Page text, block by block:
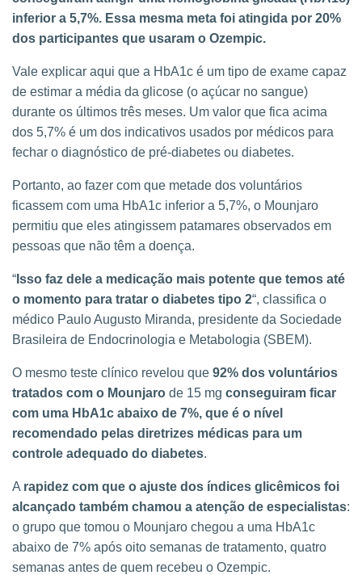
inferior a 5,7%. Essa mesma meta foi atingida por 20%
dos participantes que usaram o Ozempic.
Vale explicar aqui que a HbA1c é um tipo de exame capaz
de estimar a média da glicose (o açúcar no sangue)
durante os últimos três meses. Um valor que fica acima
dos 5,7% é um dos indicativos usados por médicos para
fechar o diagnóstico de pré-diabetes ou diabetes.
Portanto, ao fazer com que metade dos voluntários
ficassem com uma HbA1c inferior a 5,7%, o Mounjaro
permitiu que eles atingissem patamares observados em
pessoas que não têm a doença.
“ Isso faz dele a medicação mais potente que temos até
o momento para tratar o diabetes tipo 2“, classifica o
médico Paulo Augusto Miranda, presidente da Sociedade
Brasileira de Endocrinologia e Metabologia (SBEM).
O mesmo teste clínico revelou que 92% dos voluntários
tratados com o Mounjaro de 15 mg conseguiram ficar
com uma HbA1c abaixo de 7%, que é o nível
recomendado pelas diretrizes médicas para um
controle adequado do diabetes.
A rapidez com que o ajuste dos índices glicêmicos foi
alcançado também chamou a atenção de especialistas:
o grupo que tomou o Mounjaro chegou a uma HbA1c
abaixo de 7% após oito semanas de tratamento, quatro
semanas antes de quem recebeu o Ozempic.